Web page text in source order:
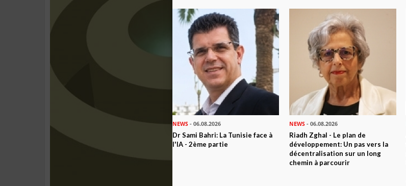
NEWS - 06.08.2026
Dr Sami Bahri: La Tunisie face à
l'IA - 2ème partie
NEWS - 06.08.2026
Riadh Zghal - Le plan de
développement: Un pas vers la
décentralisation sur un long
chemin à parcourir